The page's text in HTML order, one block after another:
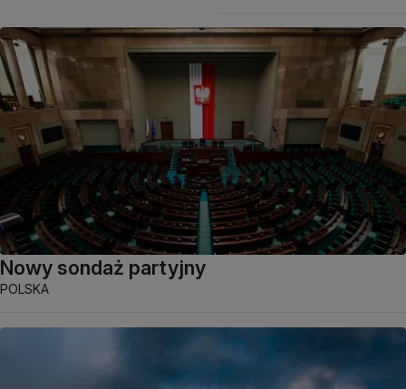
Nowy sondaż partyjny
POLSKA